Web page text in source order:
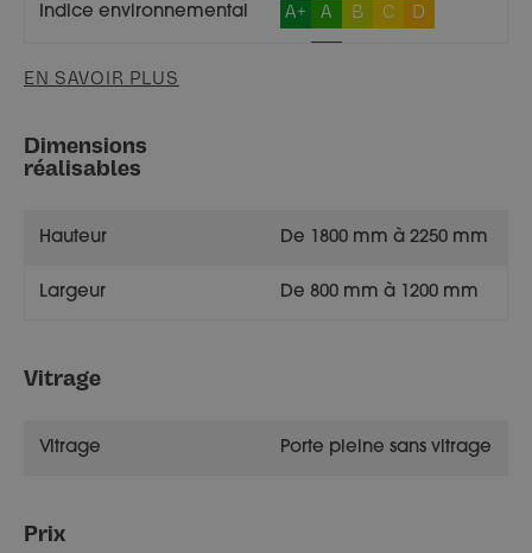
Indice environnemental A+ A B C D
EN SAVOIR PLUS
Dimensions
réalisables
Hauteur De 1800 mm à 2250 mm
Largeur De 800 mm à 1200 mm
Vitrage
Vitrage Porte pleine sans vitrage
Prix